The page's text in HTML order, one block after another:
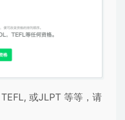
或JLPT 等等，请